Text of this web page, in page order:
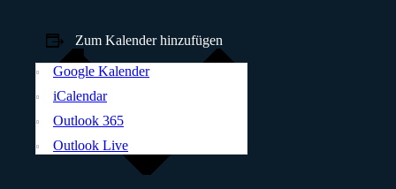
Zum Kalender hinzufügen
Google Kalender
iCalendar
Outlook 365
Outlook Live